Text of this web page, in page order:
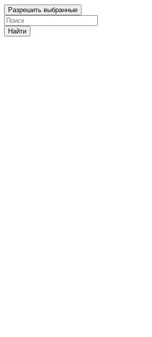
Разрешить выбранные
Найти